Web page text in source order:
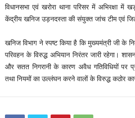
विधानसभा एवं खरोरा थाना परिसर में अभिरक्षा में
केंद्रीय खनिज उड़नदस्ता की संयुक्त जांच टीम एवं
खनिज विभाग ने स्पष्ट किया है कि मुख्यमंत्री जी के
परिवहन के विरुद्ध अभियान निरंतर जारी रहेगा।
और सतत निगरानी के कारण अवैध गतिविधियों पर
तथा नियमों का उल्लंघन करने वालों के विरुद्ध कठोर